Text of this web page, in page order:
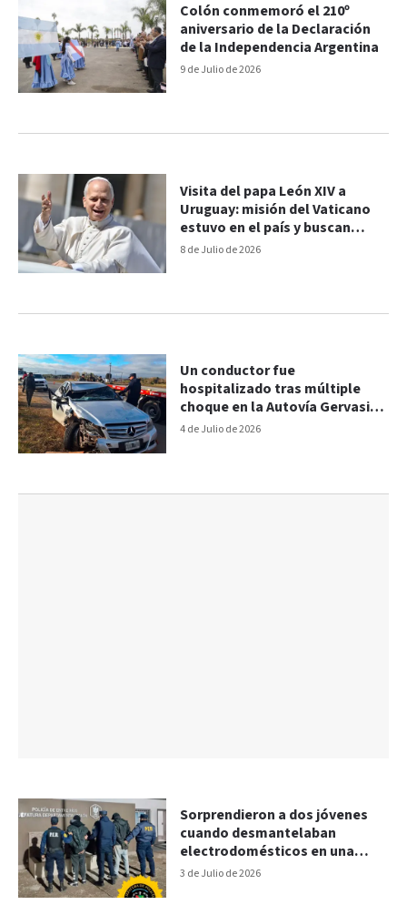
9 de Julio de 2026
Colón conmemoró el 210º
aniversario de la Declaración
de la Independencia Argentina
8 de Julio de 2026
Visita del papa León XIV a
Uruguay: misión del Vaticano
estuvo en el país y buscan
sumar una ciudad fronteriza
4 de Julio de 2026
Un conductor fue
hospitalizado tras múltiple
choque en la Autovía Gervasio
Artigas
3 de Julio de 2026
Sorprendieron a dos jóvenes
cuando desmantelaban
electrodomésticos en una
vivienda